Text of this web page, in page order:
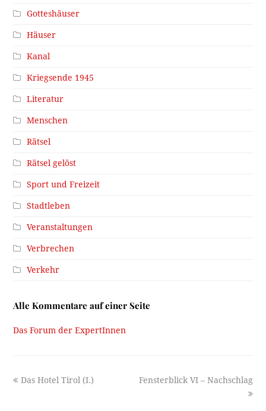
Gotteshäuser
Häuser
Kanal
Kriegsende 1945
Literatur
Menschen
Rätsel
Rätsel gelöst
Sport und Freizeit
Stadtleben
Veranstaltungen
Verbrechen
Verkehr
Alle Kommentare auf einer Seite
Das Forum der ExpertInnen
previous
Das Hotel Tirol (I.)
next
Fensterblick VI – Nachschlag